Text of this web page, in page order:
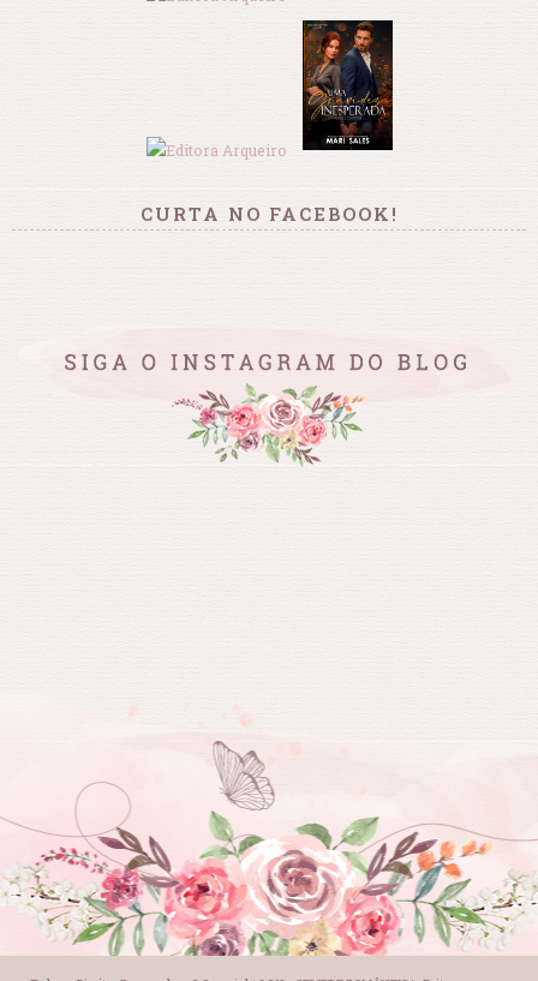
CURTA NO FACEBOOK!